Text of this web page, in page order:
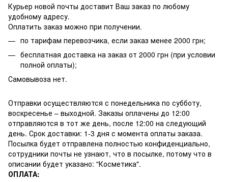
Курьер новой почты доставит Ваш заказ по любому
удобному адресу.
Оплатить заказ можно при получении.
по тарифам перевозчика, если заказ менее 2000 грн;
бесплатная доставка на заказ от 2000 грн (при условии
полной оплаты);
Самовывоза нет.
Отправки осуществляются с понедельника по субботу,
воскресенье – выходной. Заказы оплачены до 12:00
отправляются в тот же день, после 12:00 на следующий
день. Срок доставки: 1-3 дня с момента оплаты заказа.
Посылка будет отправлена полностью конфиденциально,
сотрудники почты не узнают, что в посылке, потому что в
описании будет указано: "Косметика".
ОПЛАТА: